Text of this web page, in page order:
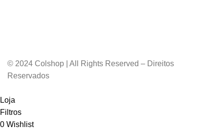
© 2024 Colshop | All Rights Reserved – Direitos
Reservados
Loja
Filtros
0 Wishlist